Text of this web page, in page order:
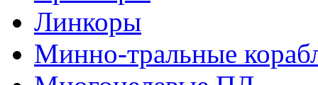
Линкоры
Минно-тральные